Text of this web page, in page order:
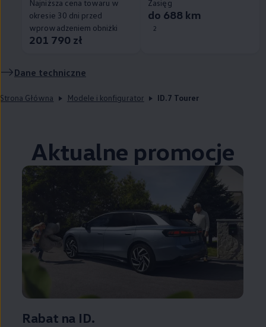
Najniższa cena towaru w
okresie 30 dni przed
wprowadzeniem obniżki
201 790 zł
Zasięg
do 688 km
2
Dane techniczne
Strona Główna Modele i konfigurator ID.7 Tourer
Aktualne promocje
Rabat na ID.